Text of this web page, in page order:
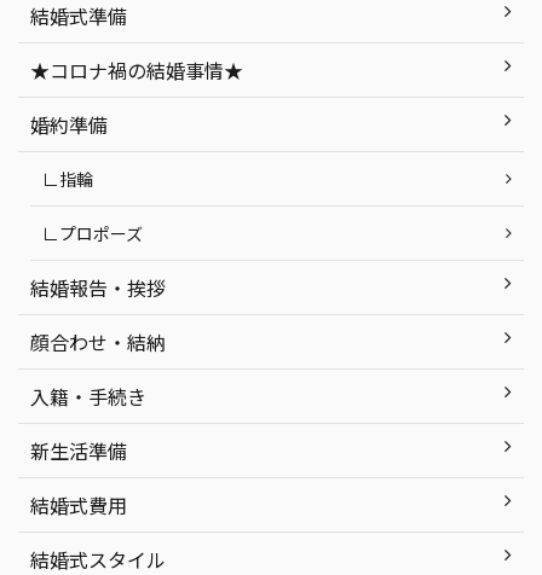
でき
は
』
いき
トウエディングを徹底解説します！ 目
次 「ナイトウエディング」って何？ ナ
イトウエディングのメリット・デメリ
ット ナイトウエディングの式場探しで
気をつけたいポイン ...
ト
紹
町
結婚式準備
★コロナ禍の結婚事情★
婚約準備
∟指輪
∟プロポーズ
結婚報告・挨拶
顔合わせ・結納
入籍・手続き
新生活準備
結婚式費用
結婚式スタイル